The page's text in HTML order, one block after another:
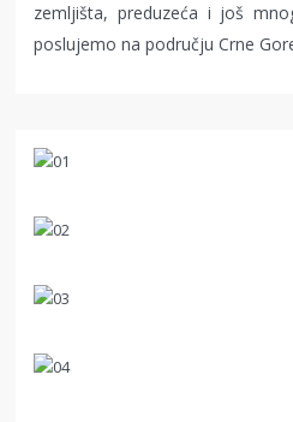
zemljišta, preduzeća i još
poslujemo na području Crne